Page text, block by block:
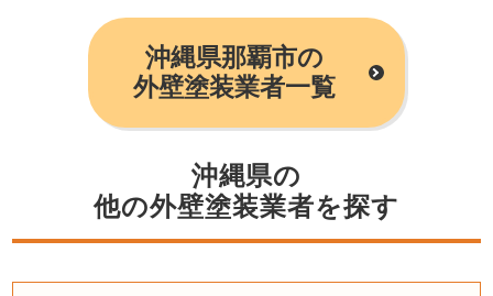
沖縄県那覇市の
外壁塗装業者一覧
沖縄県の
他の外壁塗装業者を探す